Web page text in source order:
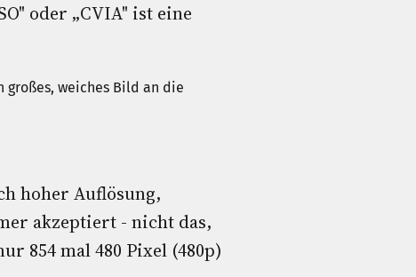
oder „CVIA" ist eine
hoher Auflösung,
akzeptiert - nicht das,
854 mal 480 Pixel (480p)